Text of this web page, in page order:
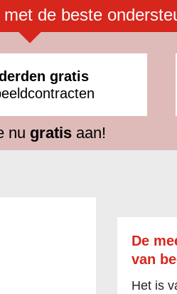
de beste
gratis
nu gratisaan!
De
van
Het is